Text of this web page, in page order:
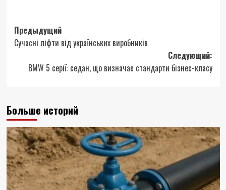
Навигация
записи
Предыдущий
Сучасні ліфти від українських виробників
Следующий:
BMW 5 серії: седан, що визначає стандарти бізнес-класу
Больше историй